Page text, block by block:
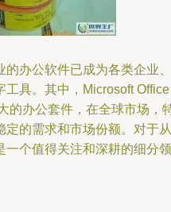
的办公软件已成为各类企业、
具。其中，Microsoft Office
的办公套件，在全球市场，
定的需求和市场份额。对于从
一个值得关注和深耕的细分领